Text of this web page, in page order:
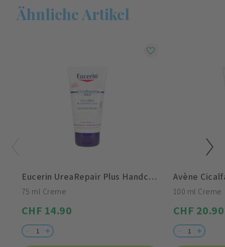
Ähnliche Artikel
Eucerin UreaRepair Plus Handcreme 5% Urea
75 ml Creme
CHF 14.90
Avène
100 ml Creme
CHF 20.90